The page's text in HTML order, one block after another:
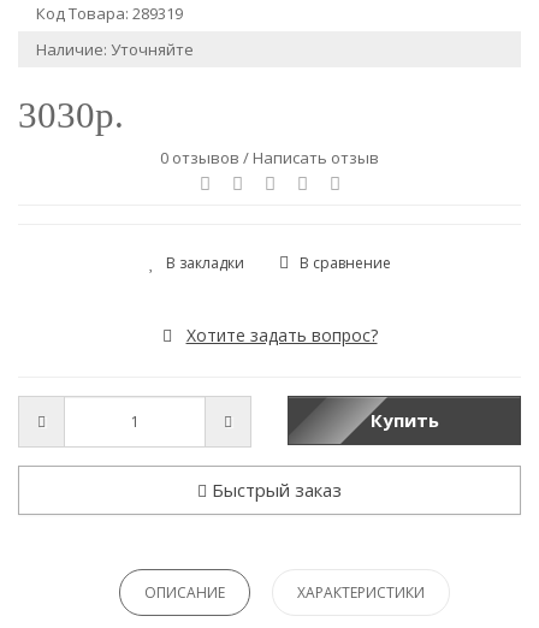
Код Товара: 289319
Наличие: Уточняйте
3030р.
0 отзывов / Написать отзыв
В закладки В сравнение
Хотите задать вопрос?
Купить
Быстрый заказ
ОПИСАНИЕ ХАРАКТЕРИСТИКИ